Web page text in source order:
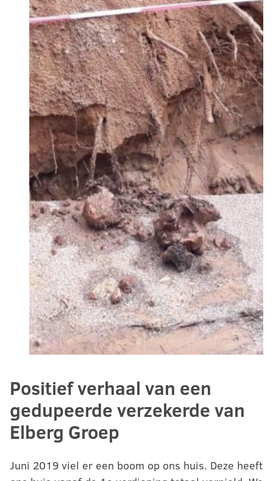
Positief verhaal van een
gedupeerde verzekerde van
Elberg Groep
Juni 2019 viel er een boom op ons huis. Deze heeft